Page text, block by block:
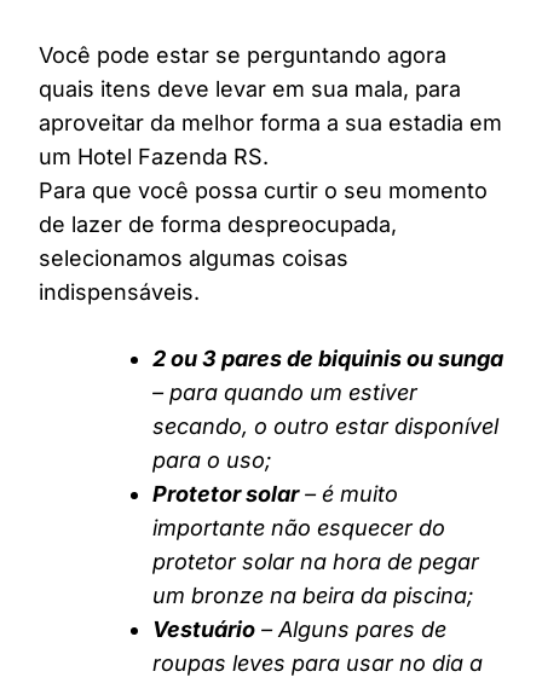
Você pode estar se perguntando agora
quais itens deve levar em sua mala, para
aproveitar da melhor forma a sua estadia em
um Hotel Fazenda RS.
Para que você possa curtir o seu momento
de lazer de forma despreocupada,
selecionamos algumas coisas
indispensáveis.
2 ou 3 pares de biquinis ou sunga
– para quando um estiver
secando, o outro estar disponível
para o uso;
Protetor solar– é muito
importante não esquecer do
protetor solar na hora de pegar
um bronze na beira da piscina;
Vestuário – Alguns pares de
roupas leves para usar no dia a